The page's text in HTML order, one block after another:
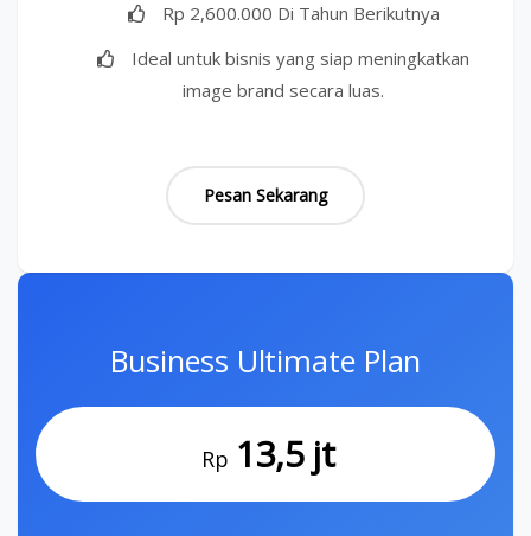
Rp 2,600.000 Di Tahun Berikutnya
Ideal untuk bisnis yang siap meningkatkan
image brand secara luas.
Pesan Sekarang
Business Ultimate Plan
Rp 13,5 jt